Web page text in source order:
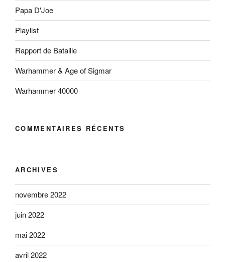
Papa D'Joe
Playlist
Rapport de Bataille
Warhammer & Age of Sigmar
Warhammer 40000
COMMENTAIRES RÉCENTS
ARCHIVES
novembre 2022
juin 2022
mai 2022
avril 2022